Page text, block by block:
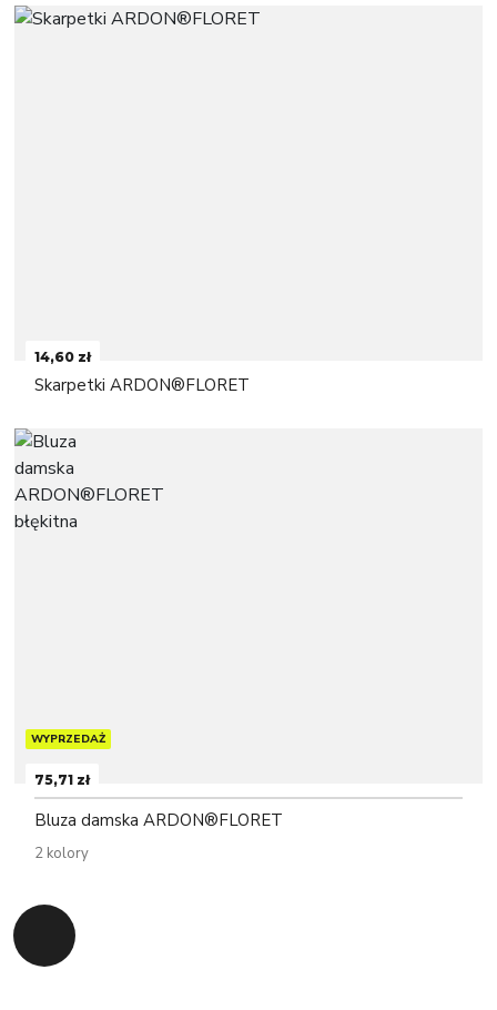
14,60 zł
Skarpetki ARDON®FLORET
WYPRZEDAŻ
75,71 zł
Bluza damska ARDON®FLORET
2 kolory
Powrót do początku